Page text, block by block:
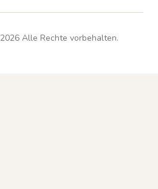
2026Alle Rechte vorbehalten.